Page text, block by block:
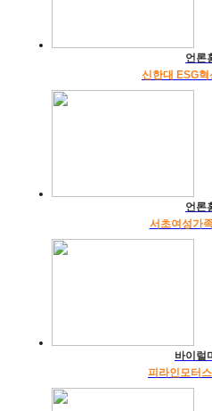
언론
신한대 ESG혁
언론
서초여성가
바이럴
피라인모터